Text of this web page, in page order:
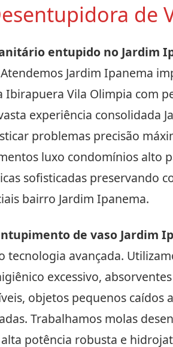
de
entupido no Jardim
Atendemos Jardim Ipanema
Ibirapuera Vila Olimpia com
experiência consolidada
problemas precisão
luxo condomínios alto
sofisticadas preservando
bairro Jardim Ipanema.
de vaso Jardim
tecnologia avançada.
excessivo,
objetos pequenos
Trabalhamos molas
alta potência robusta e